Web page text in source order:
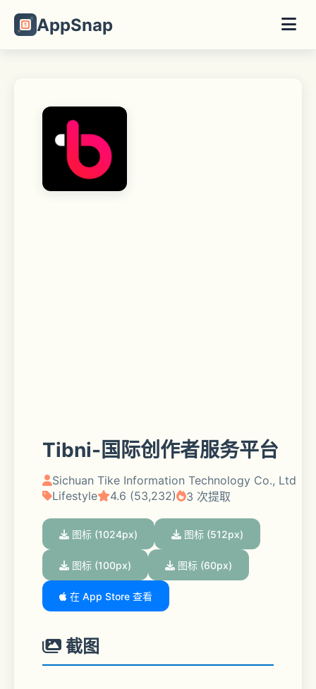
AppSnap
Tibni-国际创作者服务平台
Sichuan Tike Information Technology Co., Ltd
Lifestyle
4.6 (53,232) 3 次提取
图标 (1024px) 图标 (512px)
图标 (100px) 图标 (60px)
在 App Store 查看
截图